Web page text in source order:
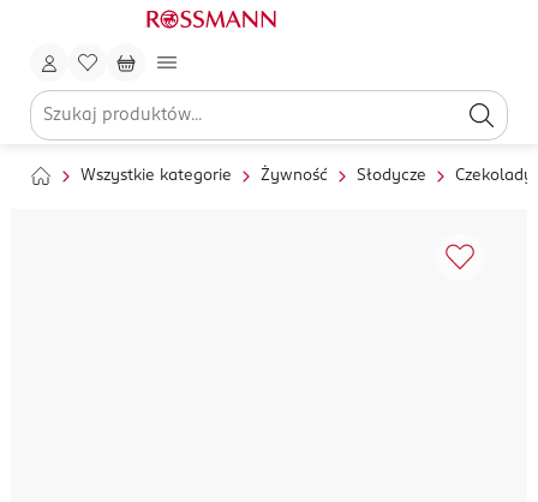
Wszystkie kategorie Żywność Słodycze